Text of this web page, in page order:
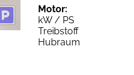
Motor:
kW / PS
Treibstoff
Hubraum